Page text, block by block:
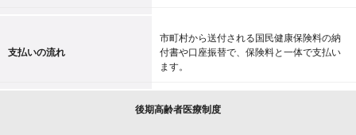
支払いの流れ
市町村から送付される国民健康保険料の納
付書や口座振替で、保険料と一体で支払い
ます。
後期高齢者医療制度